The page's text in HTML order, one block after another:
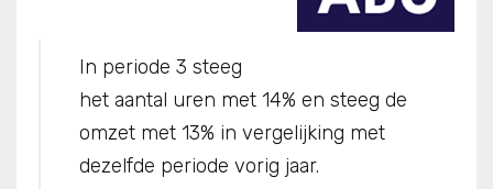
In periode 3 steeg
het aantal uren met 14% en steeg de
omzet met 13% in vergelijking met
dezelfde periode vorig jaar.